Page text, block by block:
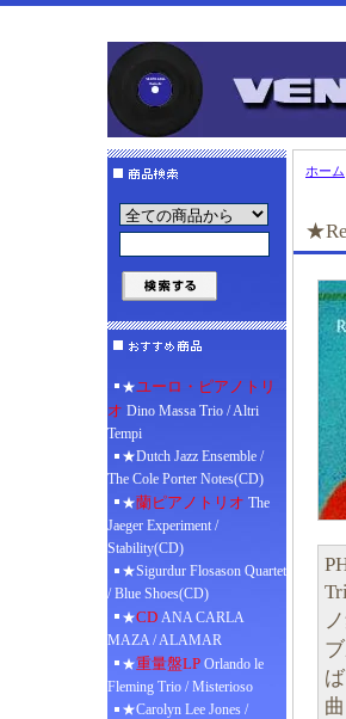
★ユーロ・ピアノトリ
オ Dino Massa Trio / Altri
Tempi
★Dutch Jazz Ensemble /
The Cole Porter Notes(CD)
★蘭ピアノトリオ The
Jaeger Experiment /
Stability(CD)
★Sigurdur Flosason Quartet
/ Blue Shoes(CD)
★CD ANA CARLA
MAZA / ALAMAR
★重量盤LP Orlando le
Fleming Trio / Misterioso
★Carolyn Lee Jones /
ホーム